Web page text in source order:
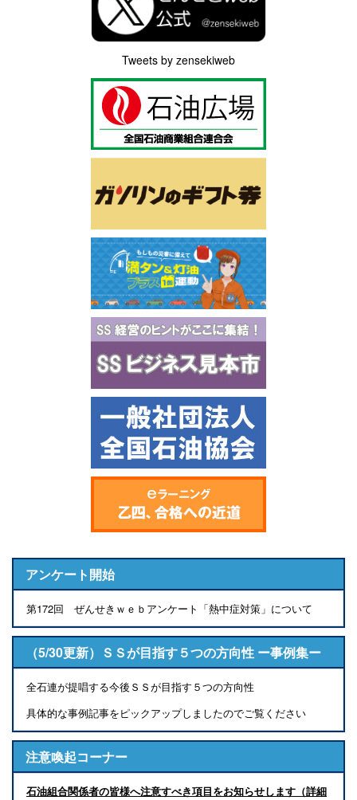
Tweets by zensekiweb
アンケート開始
第172回 ぜんせきｗｅｂアンケート「熱中症対策」について
（5/30更新）ＳＳが目指す５つの方向性 ー事例集ー
全石連が提唱する今後ＳＳが目指す５つの方向性
具体的な事例記事をピックアップしましたのでご覧ください
注意喚起コーナー
石油組合関係者の皆様へ注意すべき項目をお知らせします（詳細